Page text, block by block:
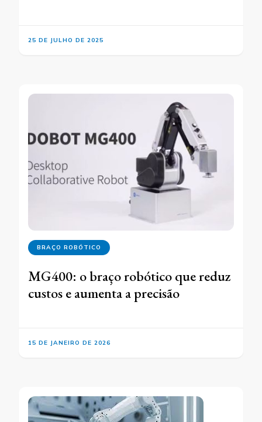
25 DE JULHO DE 2025
BRAÇO ROBÓTICO
MG400: o braço robótico que reduz
custos e aumenta a precisão
15 DE JANEIRO DE 2026